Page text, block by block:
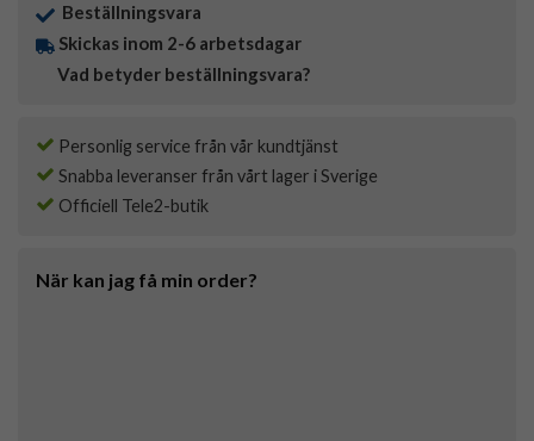
Beställningsvara
Skickas inom 2-6 arbetsdagar
Vad betyder beställningsvara?
Personlig service från vår kundtjänst
Snabba leveranser från vårt lager i Sverige
Officiell Tele2-butik
När kan jag få min order?